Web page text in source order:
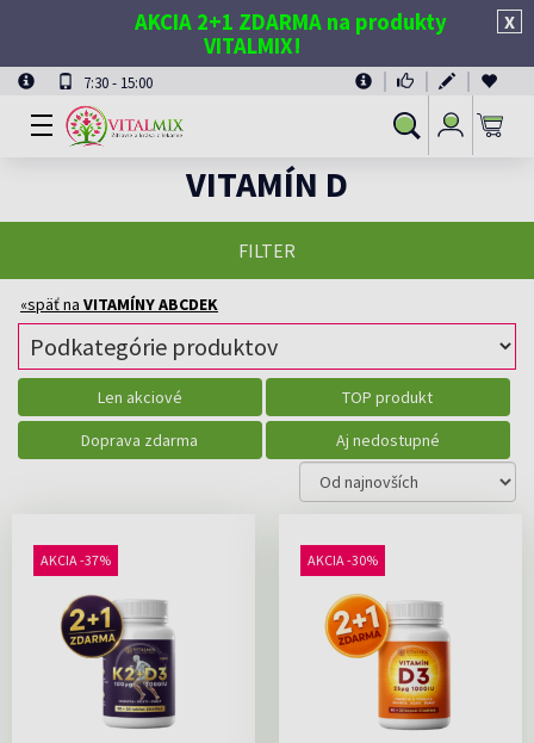
X
AKCIA 2+1 ZDARMA na produkty
VITALMIX!
7:30 - 15:00
Vyhľadávanie
Prihlásiť
sa
VITAMÍN D
FILTER
«späť na VITAMÍNY ABCDEK
Len akciové
TOP produkt
Doprava zdarma
Aj nedostupné
AKCIA -37% AKCIA -30%